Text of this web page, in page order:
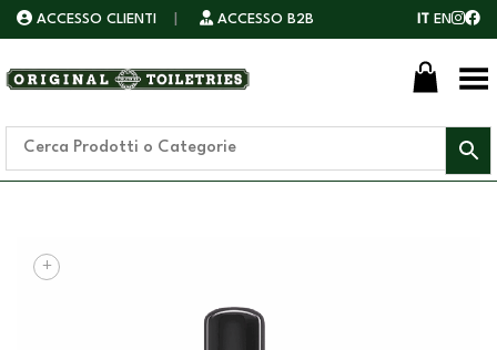
ACCESSO CLIENTI ACCESSO B2B IT EN
Toggle Menu
+